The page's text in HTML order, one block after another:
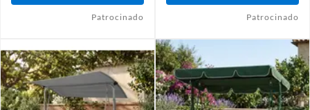
Patrocinado Patrocinado